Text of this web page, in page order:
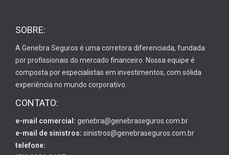
SOBRE:
A Genebra Seguros é uma corretora diferenciada, fundada
por profissionais do mercado financeiro. Nossa equipe é
composta por especialistas em investimentos, com sólida
experiência no mundo corporativo.
CONTATO:
e-mail comercial: genebra@genebraseguros.com.br
e-mail de sinistros: sinistros@genebraseguros.com.br
telefone: